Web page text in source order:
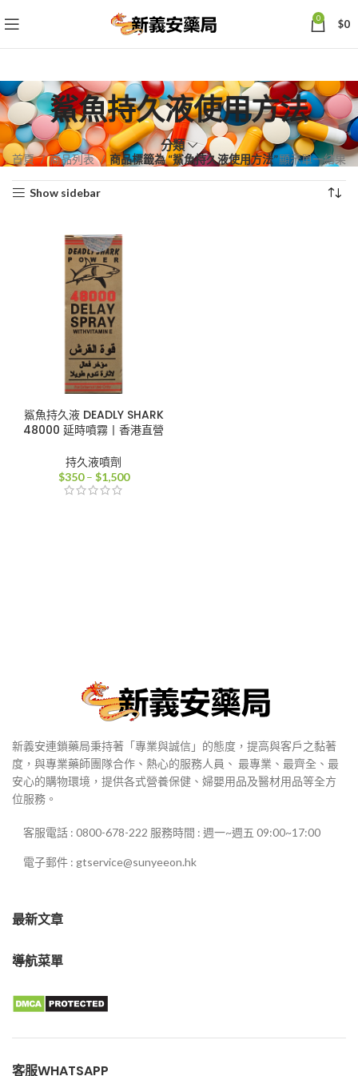
0 $0
鯊魚持久液使用方法
分類
首頁 商品列表 商品標籤為 “鯊魚持久液使用方法”顯示單一結果
Show sidebar
鯊魚持久液 DEADLY SHARK
48000 延時噴霧丨香港直營
持久液噴劑
$350 – $1,500價
新義安連鎖藥局秉持著「專業與誠信」的態度，提高與客戶之黏著
度，與專業藥師團隊合作、熱心的服務人員、 最專業、最齊全、最
安心的購物環境，提供各式營養保健、婦嬰用品及醫材用品等全方
位服務。
客服電話 : 0800-678-222 服務時間 : 週一~週五 09:00~17:00
電子郵件 : gtservice@sunyeeon.hk
最新文章
導航菜單
客服WHATSAPP